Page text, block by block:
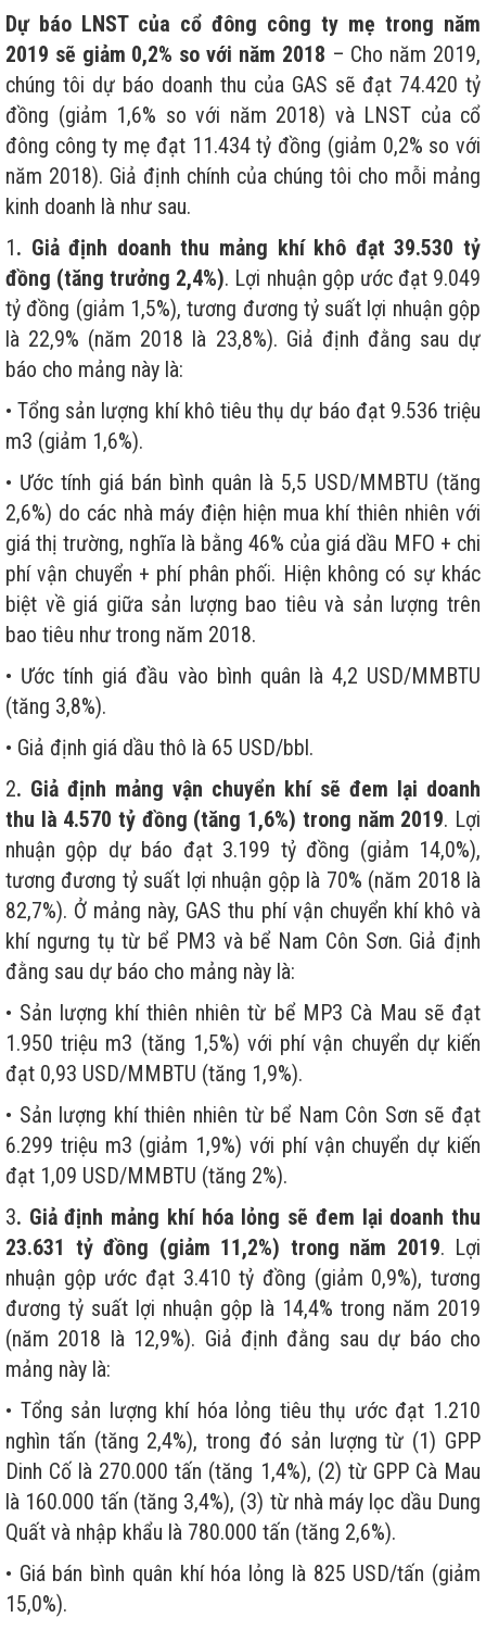
Dự báo LNST của cổ đông công ty mẹ trong năm
2019 sẽ giảm 0,2% so với năm 2018 – Cho năm 2019,
chúng tôi dự báo doanh thu của GAS sẽ đạt 74.420 tỷ
đồng (giảm 1,6% so với năm 2018) và LNST của cổ
đông công ty mẹ đạt 11.434 tỷ đồng (giảm 0,2% so với
năm 2018). Giả định chính của chúng tôi cho mỗi mảng
kinh doanh là như sau.
1. Giả định doanh thu mảng khí khô đạt 39.530 tỷ
đồng (tăng trưởng 2,4%). Lợi nhuận gộp ước đạt 9.049
tỷ đồng (giảm 1,5%), tương đương tỷ suất lợi nhuận gộp
là 22,9% (năm 2018 là 23,8%). Giả định đằng sau dự
báo cho mảng này là:
• Tổng sản lượng khí khô tiêu thụ dự báo đạt 9.536 triệu
m3 (giảm 1,6%).
• Ước tính giá bán bình quân là 5,5 USD/MMBTU (tăng
2,6%) do các nhà máy điện hiện mua khí thiên nhiên với
giá thị trường, nghĩa là bằng 46% của giá dầu MFO + chi
phí vận chuyển + phí phân phối. Hiện không có sự khác
biệt về giá giữa sản lượng bao tiêu và sản lượng trên
bao tiêu như trong năm 2018.
• Ước tính giá đầu vào bình quân là 4,2 USD/MMBTU
(tăng 3,8%).
• Giả định giá dầu thô là 65 USD/bbl.
2. Giả định mảng vận chuyển khí sẽ đem lại doanh
thu là 4.570 tỷ đồng (tăng 1,6%) trong năm 2019. Lợi
nhuận gộp dự báo đạt 3.199 tỷ đồng (giảm 14,0%),
tương đương tỷ suất lợi nhuận gộp là 70% (năm 2018 là
82,7%). Ở mảng này, GAS thu phí vận chuyển khí khô và
khí ngưng tụ từ bể PM3 và bể Nam Côn Sơn. Giả định
đằng sau dự báo cho mảng này là:
• Sản lượng khí thiên nhiên từ bể MP3 Cà Mau sẽ đạt
1.950 triệu m3 (tăng 1,5%) với phí vận chuyển dự kiến
đạt 0,93 USD/MMBTU (tăng 1,9%).
• Sản lượng khí thiên nhiên từ bể Nam Côn Sơn sẽ đạt
6.299 triệu m3 (giảm 1,9%) với phí vận chuyển dự kiến
đạt 1,09 USD/MMBTU (tăng 2%).
3. Giả định mảng khí hóa lỏng sẽ đem lại doanh thu
23.631 tỷ đồng (giảm 11,2%) trong năm 2019. Lợi
nhuận gộp ước đạt 3.410 tỷ đồng (giảm 0,9%), tương
đương tỷ suất lợi nhuận gộp là 14,4% trong năm 2019
(năm 2018 là 12,9%). Giả định đằng sau dự báo cho
mảng này là:
• Tổng sản lượng khí hóa lỏng tiêu thụ ước đạt 1.210
nghìn tấn (tăng 2,4%), trong đó sản lượng từ (1) GPP
Dinh Cố là 270.000 tấn (tăng 1,4%), (2) từ GPP Cà Mau
là 160.000 tấn (tăng 3,4%), (3) từ nhà máy lọc dầu Dung
Quất và nhập khẩu là 780.000 tấn (tăng 2,6%).
• Giá bán bình quân khí hóa lỏng là 825 USD/tấn (giảm
15,0%).